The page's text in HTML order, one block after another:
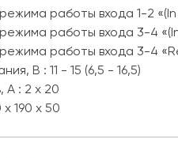
работы входа 1-2
работы входа 3-4
работы входа 3-4
В : 11 - 15 (6,5 - 16,5)
А : 2 x 20
190 x 50